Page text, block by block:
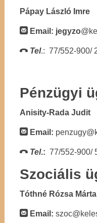
Pápay László Imre
Email: jegyzo
Tel.: 77/552-900/
Pénzügyi
Anisity-Rada Judit
Email:
Tel.: 77/552-900/
Szociális
Tóthné Rózsa Márta
Email: